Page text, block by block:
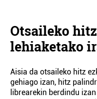
Otsaileko
lehiaketako
Aisia da otsaileko hitz
gehiago izan, hitz
librearekin berdindu